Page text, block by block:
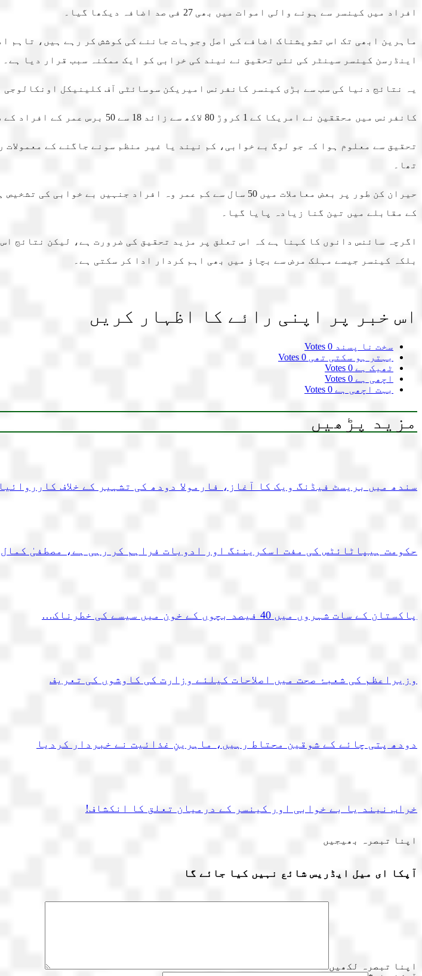
افراد میں کینسر سے ہونے والی اموات میں بھی 27 فی صد اضافہ دیکھا گیا۔
ماہرین ابھی تک اس تشویشناک اضافے کی اصل وجوہات جاننے کی کوشش کر رہے ہیں، تاہم
اینڈرسن کینسر سینٹر کی نئی تحقیق نے نیند کی خرابی کو ایک ممکنہ سبب قرار دیا ہے۔
یہ نتائج دنیا کی سب سے بڑی کینسر کانفرنس امیریکن سوسائٹی آف کلینیکل اونکالوجی
کانفرنس میں محققین نے امریکا کے 1 کروڑ 80 لاکھ سے زائد 18 سے 50 برس عمر کے افراد کے طبی ڈیٹا کا تجزیہ کیا۔
تحقیق سے معلوم ہوا کہ جو لوگ بے خوابی، کم نیند یا غیر منظم سونے جاگنے کے
تھا۔
حیران کن طور پر بعض معاملات میں 50 سال سے کم عمر وہ افراد
کے مقابلے میں تین گنا زیادہ پایا گیا۔
اگرچہ سائنس دانوں کا کہنا ہے کہ اس تعلق پر مزید تحقیق کی ضرورت ہے، لیکن نتائج
بلکہ کینسر جیسے مہلک مرض سے بچاؤ میں بھی اہم کردار ادا کر سکتی ہے۔
اس خبر پر اپنی رائے کا اظہار کریں
سخت نا پسند 0 Votes
بہتر ہو سکتی تھی 0 Votes
ٹھیک ہے 0 Votes
اچھی ہے 0 Votes
بہت اچھی ہے 0 Votes
مزید پڑھیں
سندھ میں بریسٹ فیڈنگ ویک کا آغاز، فارمولا دودھ کی تشہیر کے خلاف
حکومت ہیپاٹائٹس کی مفت اسکریننگ اور ادویات فراہم کر رہی ہے، مصطفیٰ کمال
پاکستان کے سات شہروں میں 40 فیصد بچوں کے خون میں سیسے کی خطرناک…
وزیراعظم کی شعبۂ صحت میں اصلاحات کیلئے وزارت کی کاوشوں کی تعریف
دودھ پتی چائے کے شوقین محتاط رہیں، ماہرینِ غذائیت نے خبردار کردیا
خراب نیند یا بے خوابی اور کینسر کے درمیان تعلق کا انکشاف!
اپنا تبصرہ بھیجیں
آپکا ای میل ایڈریس شائع نہیں کیا جائے گا
اپنا تبصرہ لکھیں